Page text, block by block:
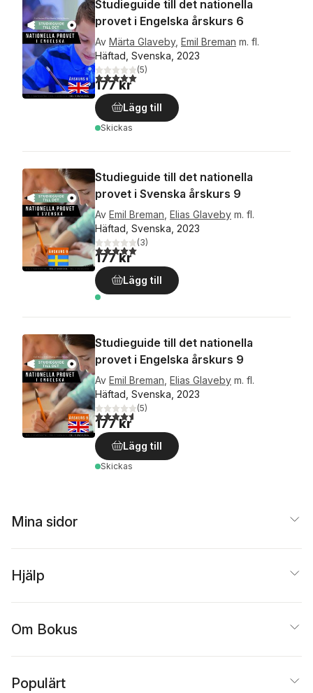
Studieguide till det nationella
provet i Engelska årskurs 6
Av Märta Glaveby, Emil Breman m. fl.
Häftad, Svenska, 2023
5,0utav 5 stjärnor. Totalt antal röster:
(5)
177 kr
Lägg till
Skickas
Studieguide till det nationella
provet i Svenska årskurs 9
Av Emil Breman Elias Glaveby m. fl.
Häftad, Svenska, 2023
5,0utav 5 stjärnor. Totalt antal röster:
(3)
177 kr
Lägg till
Studieguide till det nationella
provet i Engelska årskurs 9
Av Emil Breman Elias Glaveby m. fl.
Häftad, Svenska, 2023
4,6utav 5 stjärnor. Totalt antal röster:
(5)
177 kr
Lägg till
Skickas
Mina sidor
Hjälp
Om Bokus
Populärt